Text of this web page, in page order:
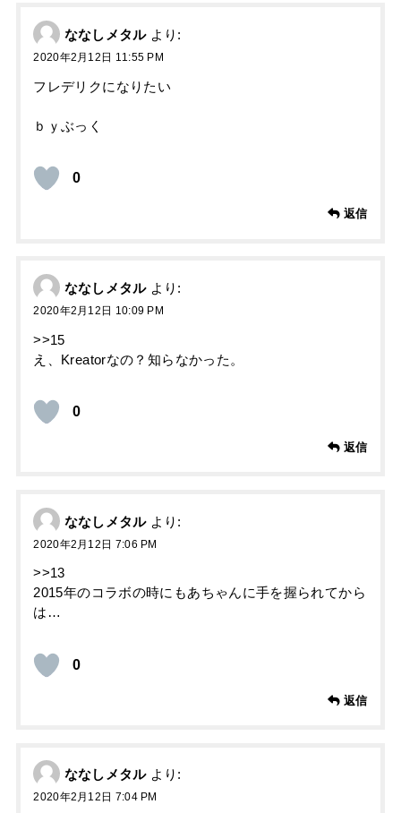
ななしメタル より:
2020年2月12日 11:55 PM
フレデリクになりたい
ｂｙぶっく
0
返信
ななしメタル より:
2020年2月12日 10:09 PM
>>15
え、Kreatorなの？知らなかった。
0
返信
ななしメタル より:
2020年2月12日 7:06 PM
>>13
2015年のコラボの時にもあちゃんに手を握られてから
は…
0
返信
ななしメタル より:
2020年2月12日 7:04 PM